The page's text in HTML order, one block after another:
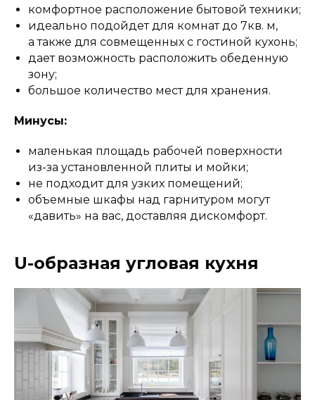
комфортное расположение бытовой техники;
идеально подойдет для комнат до 7кв. м,
а также для совмещенных с гостиной кухонь;
дает возможность расположить обеденную
зону;
большое количество мест для хранения.
Минусы:
маленькая площадь рабочей поверхности
из-за установленной плиты и мойки;
не подходит для узких помещений;
объемные шкафы над гарнитуром могут
«давить» на вас, доставляя дискомфорт.
U-образная угловая кухня